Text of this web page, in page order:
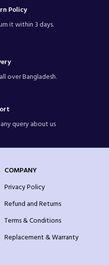
Policy
it within 3 days.
over Bangladesh.
query about us
COMPANY
Privacy Policy
Refund and Returns
Terms & Conditions
Replacement & Warranty